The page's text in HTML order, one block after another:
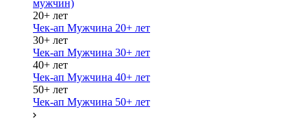
мужчин)
20+ лет
Чек-ап Мужчина 20+ лет
30+ лет
Чек-ап Мужчина 30+ лет
40+ лет
Чек-ап Мужчина 40+ лет
50+ лет
Чек-ап Мужчина 50+ лет